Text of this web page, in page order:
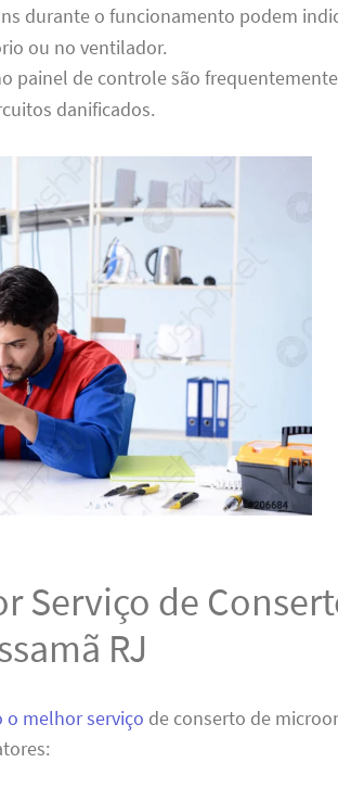
durante o funcionamento podem
ou no ventilador.
painel de controle são frequentemente
danificados.
Serviço de
RJ
o melhor serviço de conserto de